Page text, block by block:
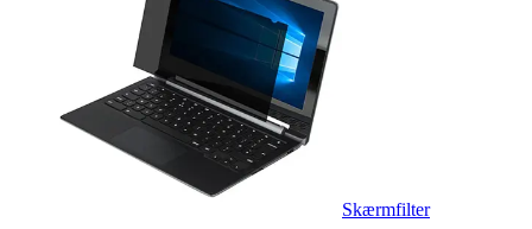
Skærmfilter